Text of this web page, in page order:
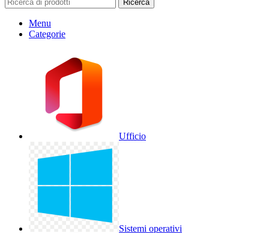
Ricerca
Menu
Categorie
Ufficio
Sistemi operativi